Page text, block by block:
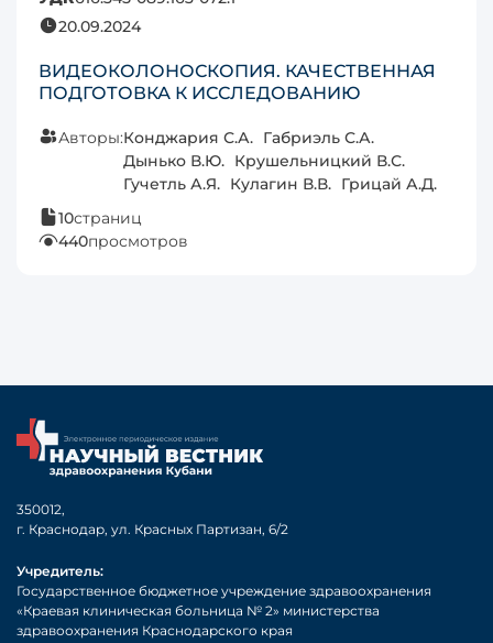
20.09.2024
ВИДЕОКОЛОНОСКОПИЯ. КАЧЕСТВЕННАЯ
ПОДГОТОВКА К ИССЛЕДОВАНИЮ
Авторы:Конджария С.А. Габриэль С.А.
Дынько В.Ю. Крушельницкий В.С.
Гучетль А.Я. Кулагин В.В. Грицай А.Д.
10страниц
440просмотров
350012,
г. Краснодар, ул. Красных Партизан, 6/2
Учредитель:
Государственное бюджетное учреждение здравоохранения
«Краевая клиническая больница № 2» министерства
здравоохранения Краснодарского края